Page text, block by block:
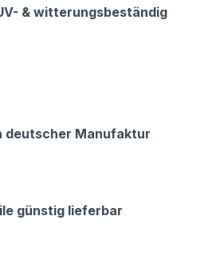
& witterungsbeständig
deutscher Manufaktur
günstig lieferbar